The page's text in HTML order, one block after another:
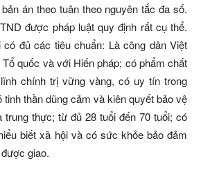
án theo tuân theo nguyên tắc đa số.
được pháp luật quy định rất cụ thể.
đủ các tiêu chuẩn: Là công dân Việt
quốc và với Hiến pháp; có phẩm chất
chính trị vững vàng, có uy tín trong
thần dũng cảm và kiên quyết bảo vệ
trung thực; từ đủ 28 tuổi đến 70 tuổi; có
biết xã hội và có sức khỏe bảo đảm
giao.